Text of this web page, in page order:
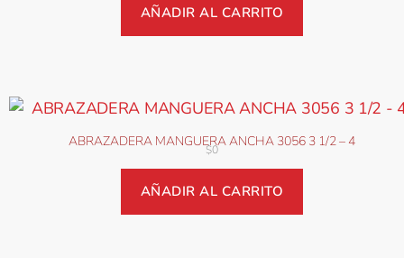
AÑADIR AL CARRITO
ABRAZADERA MANGUERA ANCHA 3056 3 1/2 – 4
$0
AÑADIR AL CARRITO